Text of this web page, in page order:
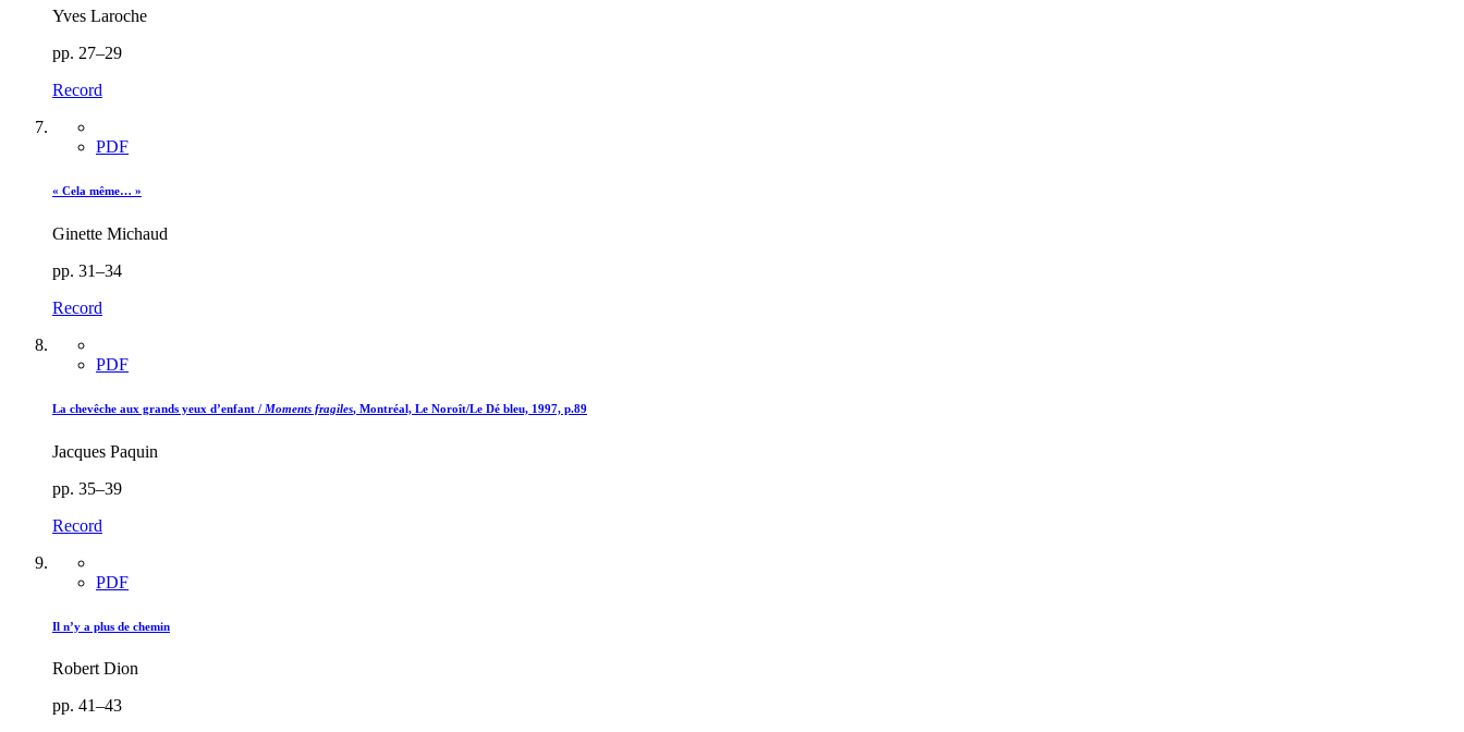
Yves Laroche
pp. 27–29
Record
PDF
« Cela même… »
Ginette Michaud
pp. 31–34
Record
PDF
La chevêche aux grands yeux d’enfant / Moments fragiles, Montréal, Le Noroît/Le Dé bleu, 1997, p.89
Jacques Paquin
pp. 35–39
Record
PDF
Il n’y a plus de chemin
Robert Dion
pp. 41–43